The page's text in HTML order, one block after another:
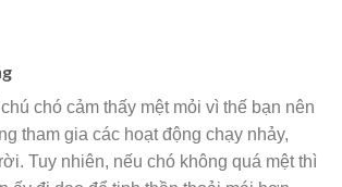
chó cảm thấy mệt mỏi vì thế bạn nên
tham gia các hoạt động chạy nhảy,
Tuy nhiên, nếu chó không quá mệt thì